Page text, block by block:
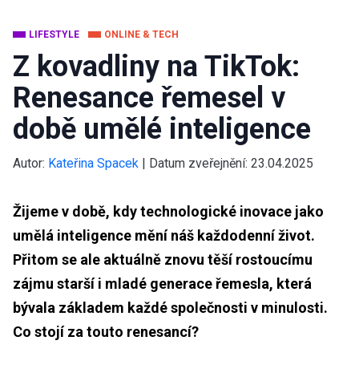
LIFESTYLE ONLINE & TECH
Z kovadliny na TikTok:
Renesance řemesel v
době umělé inteligence
Autor: Kateřina Spacek | Datum zveřejnění: 23.04.2025
Žijeme v době, kdy technologické inovace jako
umělá inteligence mění náš každodenní život.
Přitom se ale aktuálně znovu těší rostoucímu
zájmu starší i mladé generace řemesla, která
bývala základem každé společnosti v minulosti.
Co stojí za touto renesancí?